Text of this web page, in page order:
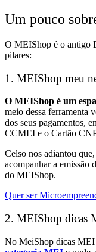
Um pouco
O MEIShop é o antigo
pilares:
1. MEIShop meu
O MEIShop é um
meio dessa ferramenta
dos seus pagamentos,
CCMEI e o Cartão
Celso nos adiantou
acompanhar a emissão
do MEIShop.
Quer ser
2. MEIShop dicas
No MeiShop dicas MEI